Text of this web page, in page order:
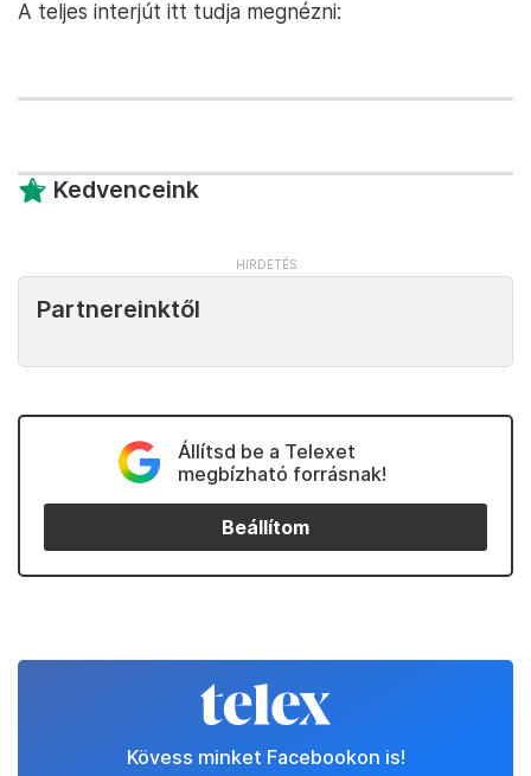
A teljes interjút itt tudja megnézni:
Kedvenceink
Partnereinktől
Állítsd be a Telexet
megbízható forrásnak!
Beállítom
Kövess minket Facebookon is!